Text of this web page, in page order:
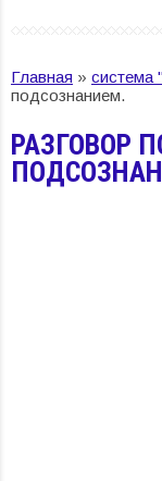
Главная » система
подсознанием.
РАЗГОВОР